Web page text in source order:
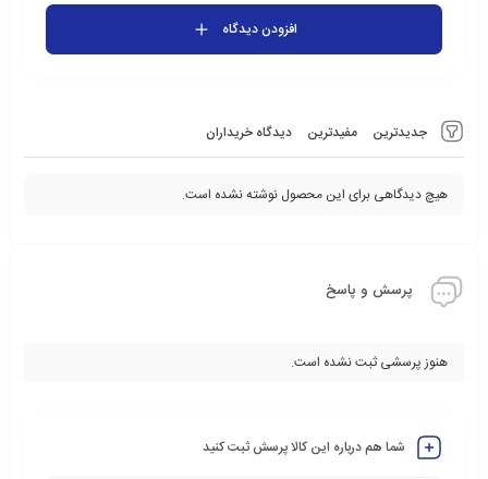
جدیدترین مفیدترین دیدگاه خریداران
هیچ دیدگاهی برای این محصول نوشته نشده است.
افزودن دیدگاه
پرسش و پاسخ
هنوز پرسشی ثبت نشده است.
شما هم درباره این کالا پرسش ثبت کنید